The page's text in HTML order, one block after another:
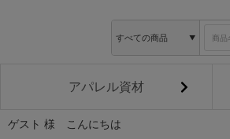
アパレル資材
ゲスト 様 こんにちは